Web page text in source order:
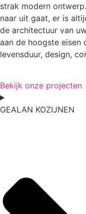
strak modern
naar uit gaat, er is
de architectuur van
aan de hoogste eisen
levensduur, design,
Bekijk onze projecten
GEALAN KOZIJNEN